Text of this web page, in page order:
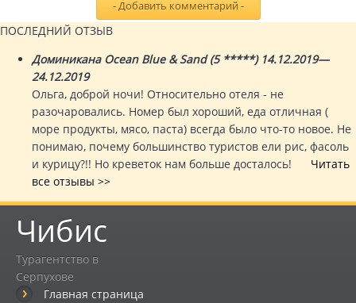
ПОСЛЕДНИЙ ОТЗЫВ
Доминикана Ocean Blue & Sand (5 *****) 14.12.2019—
24.12.2019
Ольга, доброй ночи! Относительно отеля - не
разочаровались. Номер был хороший, еда отличная (
море продукты, мясо, паста) всегда было что-то новое. Не
понимаю, почему большинство туристов ели рис, фасоль
и курицу?!! Но креветок нам больше досталось! Читать
все отзывы >>
Чибис
Турагентство в
Серпухове
Главная страница